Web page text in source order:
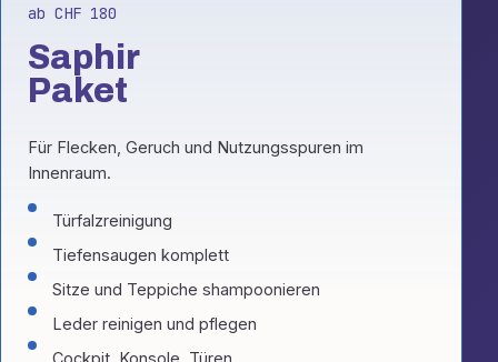
ab CHF 180
Saphir
Paket
Für Flecken, Geruch und Nutzungsspuren im
Innenraum.
Türfalzreinigung
Tiefensaugen komplett
Sitze und Teppiche shampoonieren
Leder reinigen und pflegen
Cockpit, Konsole, Türen